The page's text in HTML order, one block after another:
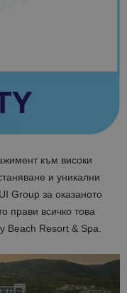
към високи
и уникални
Group за оказаното
прави всичко това
Beach Resort & Spa.